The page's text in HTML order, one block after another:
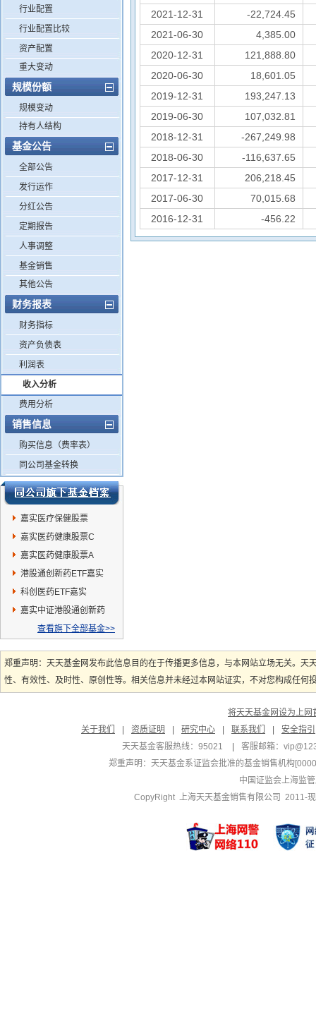
行业配置
行业配置比较
资产配置
重大变动
规模份额
规模变动
持有人结构
基金公告
全部公告
发行运作
分红公告
定期报告
人事调整
基金销售
其他公告
财务报表
财务指标
资产负债表
利润表
收入分析
费用分析
销售信息
购买信息（费率表）
同公司基金转换
嘉实医疗保健股票
嘉实医药健康股票C
嘉实医药健康股票A
港股通创新药ETF嘉实
科创医药ETF嘉实
嘉实中证港股通创新药
ETF发起联接C
查看旗下全部基金>>
2021-12-31
-22,724.45
2021-06-30
4,385.00
2020-12-31
121,888.80
2020-06-30
18,601.05
2019-12-31
193,247.13
2019-06-30
107,032.81
2018-12-31
-267,249.98
2018-06-30
-116,637.65
2017-12-31
206,218.45
2017-06-30
70,015.68
2016-12-31
-456.22
郑重声明：天天基金网发布此信息目的在于传播更多信息，与本网站立场无关。
性、有效性、及时性、原创性等。相关信息并未经过本网站证实，不对您构成任
将天天基金网设为上网
关于我们
资质证明 研究中心 联系我们
安全指引
天天基金客服热线：95021
客服邮箱：
郑重声明： 天天基金系证监会批准的基金销售机构
中国证监会上海监
CopyRight 上海天天基金销售有限公司 2011-